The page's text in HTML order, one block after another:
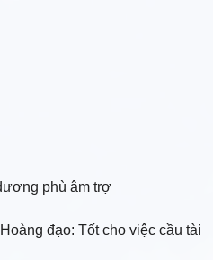
phù âm trợ
đạo: Tốt cho việc cầu tài